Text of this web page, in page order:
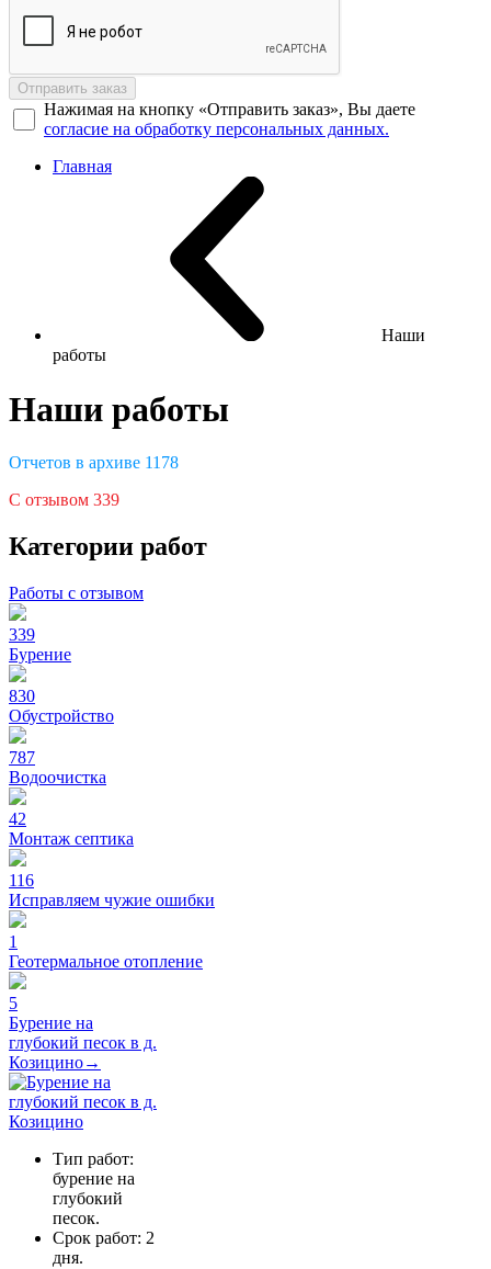
Отправить заказ
Нажимая на кнопку «Отправить заказ», Вы даете
согласие на обработку персональных данных.
Главная
Наши
работы
Наши работы
Отчетов в архиве 1178
С отзывом 339
Категории работ
Работы с отзывом
339
Бурение
830
Обустройство
787
Водоочистка
42
Монтаж септика
116
Исправляем чужие ошибки
1
Геотермальное отопление
5
Бурение на
глубокий песок в д.
Козицино→
Тип работ:
бурение на
глубокий
песок.
Срок работ: 2
дня.